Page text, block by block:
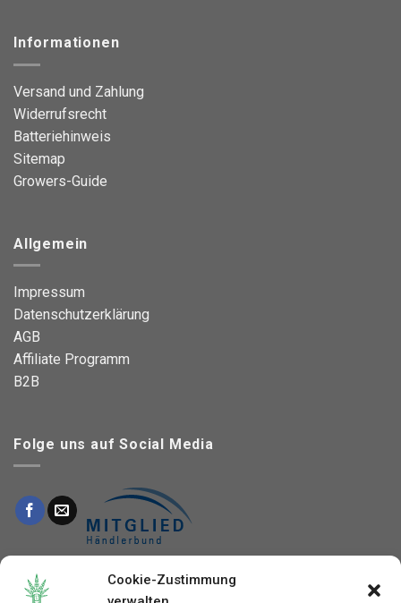
Cookie-Zustimmung
Informationen
Versand und Zahlung
Widerrufsrecht
Batteriehinweis
Sitemap
Growers-Guide
Allgemein
Impressum
Datenschutzerklärung
AGB
Affiliate Programm
B2B
Folge uns auf Social Media
Privacy Policy
and